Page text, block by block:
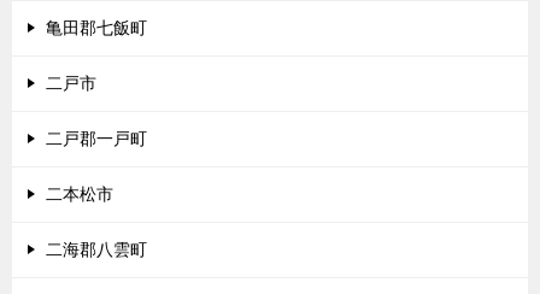
亀田郡七飯町
二戸市
二戸郡一戸町
二本松市
二海郡八雲町